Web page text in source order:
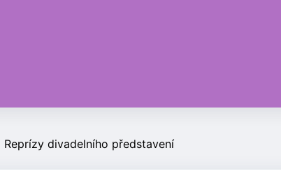
Reprízy divadelního představení